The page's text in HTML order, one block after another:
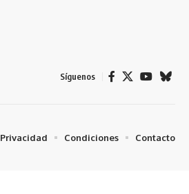
Síguenos
Privacidad Condiciones Contacto